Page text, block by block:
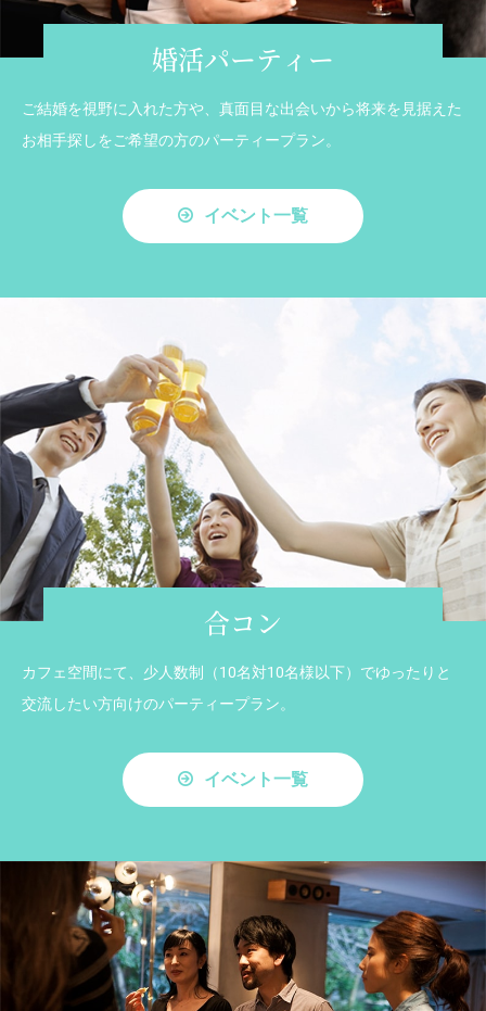
婚活パーティー
ご結婚を視野に入れた方や、真面目な出会いから将来を見据えた
お相手探しをご希望の方のパーティープラン。
イベント一覧
合コン
カフェ空間にて、少人数制（10名対10名様以下）でゆったりと
交流したい方向けのパーティープラン。
イベント一覧